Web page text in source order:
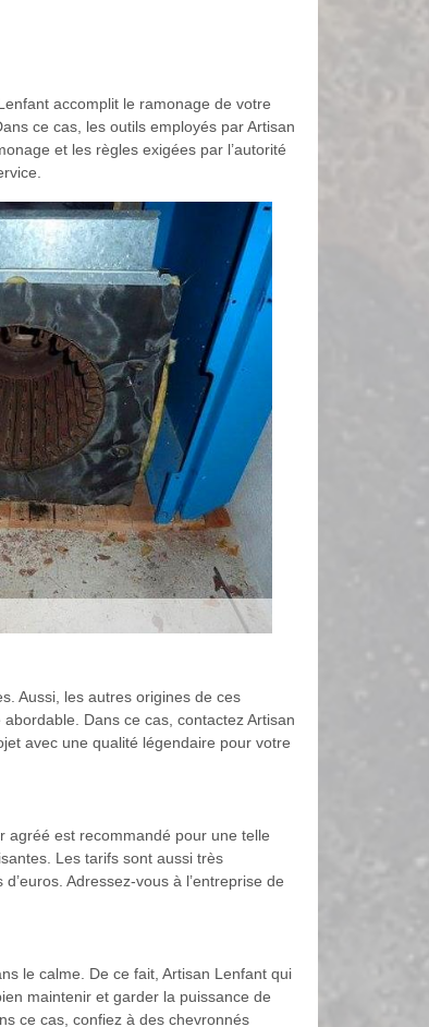
accomplit le ramonage de votre
ce cas, les outils employés par Artisan
et les règles exigées par l’autorité
Aussi, les autres origines de ces
Dans ce cas, contactez Artisan
avec une qualité légendaire pour votre
agréé est recommandé pour une telle
Les tarifs sont aussi très
Adressez-vous à l’entreprise de
le calme. De ce fait, Artisan Lenfant qui
maintenir et garder la puissance de
ce cas, confiez à des chevronnés